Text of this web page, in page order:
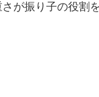
が振り子の役割